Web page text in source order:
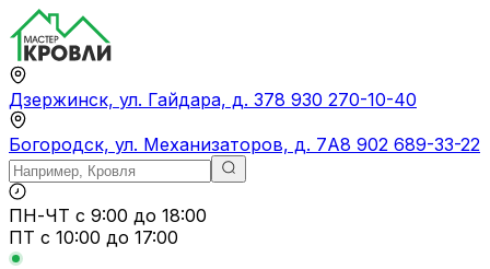
Дзержинск, ул. Гайдара, д. 378 930 270-10-40
Богородск, ул. Механизаторов, д. 7А8 902 689-33-22
ПН-ЧТ с 9:00 до 18:00
ПТ с 10:00 до 17:00